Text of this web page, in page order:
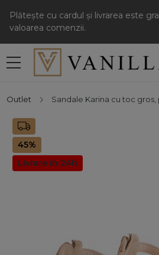
Plătește cu cardul și livrarea este
valoarea comenzii.
Outlet Sandale Karina cu toc
45%
Livrare in 24h